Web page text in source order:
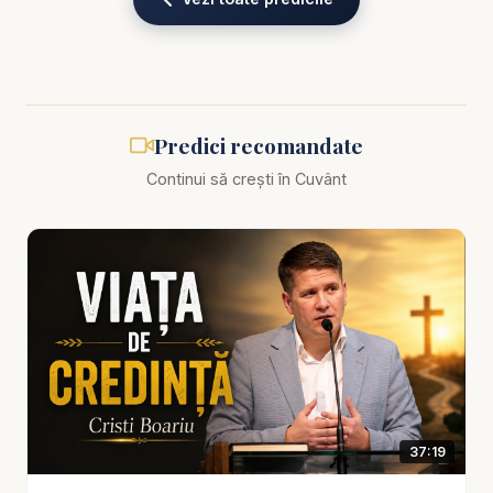
pierdere spirituală: te păcălește că ai timp, până
Mesajul te face să vezi că omul trăiește adesea
ca și cum ar avea „rezervă”. Ca și cum ar putea
să-și repare relațiile oricând. Ca și cum ar putea să
se pocăiască „la bătrânețe”. Ca și cum ar putea să
este că inima se formează prin repetare. Dacă azi
amâni, mâine îți va fi mai natural să amâni. Dacă azi
îți închizi conștiința, mâine îți va fi mai ușor să o
închizi. Iar în timp, omul ajunge să nu mai audă
chemarea lui Dumnezeu, nu pentru că Dumnezeu
tace, ci pentru că omul s-a antrenat să nu asculte.
Predica subliniază că timpul nu este neutru: ori
construiește, ori erodează. Ori te apropie de
Predici recomandate
Continui să crești în Cuvânt
37:19